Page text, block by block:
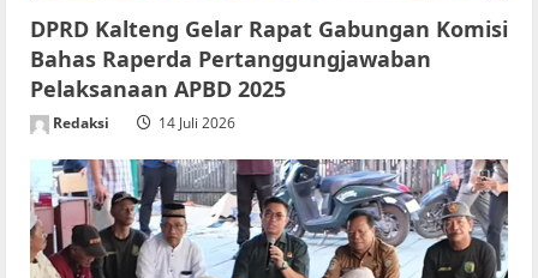
DPRD Kalteng Gelar Rapat Gabungan Komisi
Bahas Raperda Pertanggungjawaban
Pelaksanaan APBD 2025
Redaksi 14 Juli 2026